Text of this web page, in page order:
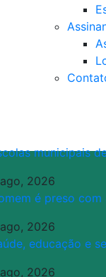
municipais
2026
é preso
2026
educação e
2026